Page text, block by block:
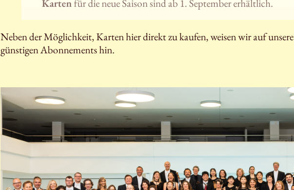
Kartenfür die neue Saison sind ab 1. September erhältlich.
Neben der Möglichkeit, Karten hier direkt zu kaufen, weisen wir auf unsere
günstigen Abonnements hin.